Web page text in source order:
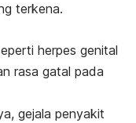
terkena.
herpes genital
rasa gatal pada
gejala penyakit